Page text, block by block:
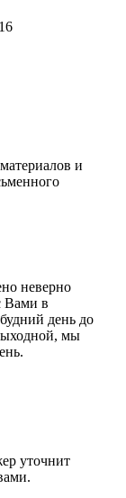
и
неверно
Вами в
день до
мы
уточнит